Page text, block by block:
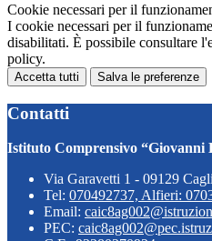
Cookie necessari per il
I cookie necessari per il
disabilitati. È possibile consultare
policy.
Accetta tutti Salva le preferenze
Contatti
Istituto Comprensivo “Giovanni
Via Garavetti 1 - 09129
Tel: 070492737, Alfieri:
Email:
PEC: